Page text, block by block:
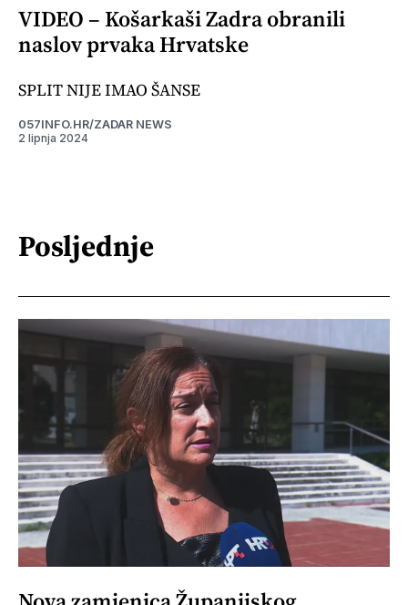
VIDEO – Košarkaši Zadra obranili
naslov prvaka Hrvatske
SPLIT NIJE IMAO ŠANSE
057INFO.HR/ZADAR NEWS
2 lipnja 2024
Posljednje